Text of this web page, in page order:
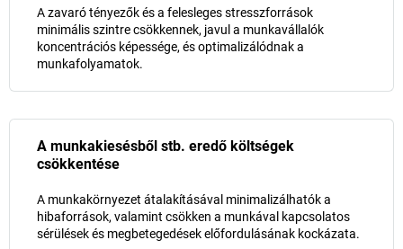
A zavaró tényezők és a felesleges stresszforrások
minimális szintre csökkennek, javul a munkavállalók
koncentrációs képessége, és optimalizálódnak a
munkafolyamatok.
A munkakiesésből stb. eredő költségek
csökkentése
A munkakörnyezet átalakításával minimalizálhatók a
hibaforrások, valamint csökken a munkával kapcsolatos
sérülések és megbetegedések előfordulásának kockázata.